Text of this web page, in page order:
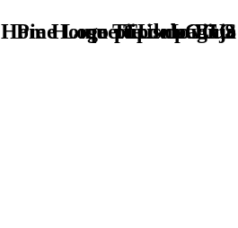
TU - LOGO
que tipo de viaje
Home Logo pie de página
Pie Home Turismo EUS